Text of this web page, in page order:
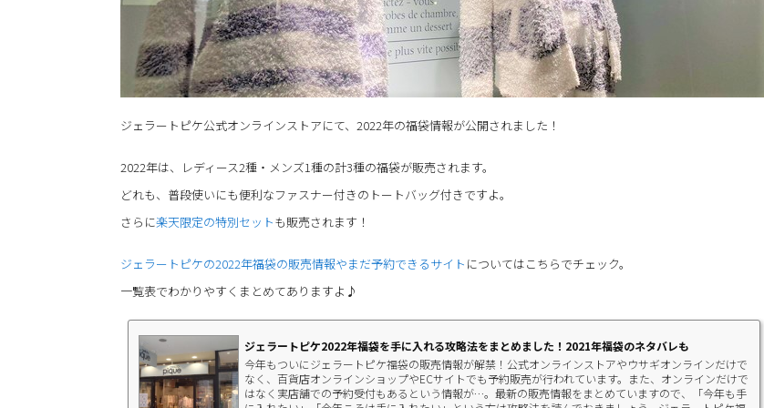
ジェラートピケ公式オンラインストアにて、2022年の福袋情報が公開されました！
2022年は、レディース2種・メンズ1種の計3種の福袋が販売されます。
どれも、普段使いにも便利なファスナー付きのトートバッグ付きですよ。
さらに楽天限定の特別セットも販売されます！
ジェラートピケの2022年福袋の販売情報やまだ予約できるサイト についてはこちらでチェック。
一覧表でわかりやすくまとめてありますよ♪
ジェラートピケ2022年福袋を手に入れる攻略法をまとめました！2021年福袋のネタバレも
今年もついにジェラートピケ福袋の販売情報が解禁！公式オンラインストアやウサギオンラインだけで
なく、百貨店オンラインショップやECサイトでも予約販売が行われています。また、オンラインだけで
はなく実店舗での予約受付もあるという情報が…。最新の販売情報をまとめていますので、「今年も手